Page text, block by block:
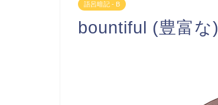
語呂暗記 - B
bountiful (豊富な)